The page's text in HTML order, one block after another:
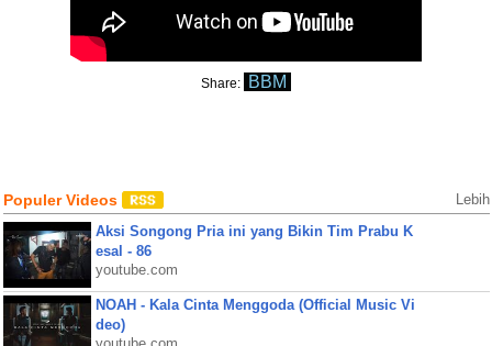
Share: BBM
Populer Videos Lebih
Aksi Songong Pria ini yang Bikin Tim Prabu K
esal - 86
youtube.com
NOAH - Kala Cinta Menggoda (Official Music Vi
deo)